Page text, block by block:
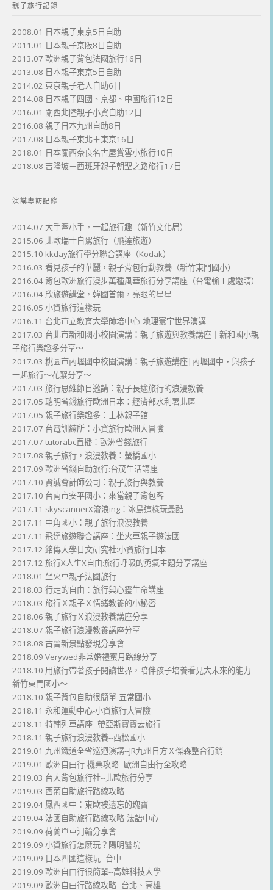
親子旅行記錄
2008.01 日本親子東京5日自助
2011.01 日本親子京阪8日自助
2013.07 歐洲親子背包法國旅行16日
2013.08 日本親子東京5日自助
2014.02 東京親子老人自助6日
2014.08 日本親子四國、京都、中國旅行12日
2016.01 關西北陸親子小資自助12日
2016.08 親子日本九州自助8日
2017.08 日本親子東北＋東京16日
2018.01 日本關西奈良名古屋賞雪小旅行10日
2018.08 吉隆坡＋西班牙親子朝聖之路旅行17日
演講專訪記錄
2014.07 大手牽小手，一起旅行趣（新竹文化局）
2015.06 北歐瑞士自駕旅行（飛達旅遊）
2015.10 kkday旅行學分聯合講座（Kodak）
2016.03 看見孩子的華麗，親子背包行動教養（新竹東門國小）
2016.04 背包歐洲旅行漫步萬種風華旅行分享講座（台電輸工處邀請）
2016.04 欣旅遊講堂，韓國首爾，亮眼的星星
2016.05 小資旅行這樣玩
2016.11 台北市立教育大學師培中心-地理寰宇世界演講
2017.03 台北市新和國小校園演講：親子旅遊與教養講座｜新和國小親
子旅行樂趣多分享～
2017.03 桃園市內壢國中校園演講：親子旅遊講座|內壢國中・與孩子
一起旅行～花絮分享～
2017.03 旅行思維節目邀請：親子長途旅行的浪漫教養
2017.05 聰明省錢旅行歐洲日本：經濟部水利署北區
2017.05 親子旅行樂趣多：士林親子館
2017.07 台電訓練所：小資旅行歐洲大冒險
2017.07 tutorabc直播：歐洲省錢旅行
2017.08 親子旅行，浪漫教養：螢橋國小
2017.09 歐洲省錢自助旅行:台茂生活講座
2017.10 資誠會計師公司：親子旅行與教養
2017.10 台南市安平國小：來當親子背包客
2017.11 skyscannerX流浪ing：冰島這樣玩最酷
2017.11 中角國小：親子旅行浪漫教養
2017.11 飛達旅遊聯合講座：坐火車親子遊法國
2017.12 銘傳大學日文研究社:小資旅行日本
2017.12 旅行X人生X自由:旅行呼吸的勇氣主題分享講座
2018.01 坐火車親子法國旅行
2018.03 行走的自由：旅行與心靈生命講座
2018.03 旅行Ｘ親子Ｘ情緒教養的小秘密
2018.06 親子旅行Ｘ浪漫教養講座分享
2018.07 親子旅行浪漫教養講座分享
2018.08 古晉新景點發現分享會
2018.09 Verywed非常婚禮蜜月路線分享
2018.10 用旅行帶著孩子閱讀世界，陪伴孩子培養看見大未來的能力-
新竹東門國小～
2018.10 親子背包自助很簡單-五常國小
2018.11 永和運動中心-小資旅行大冒險
2018.11 特輔列車講座--帶亞斯寶寶去旅行
2018.11 親子旅行浪漫教養--西松國小
2019.01 九州鐵道全省巡迴演講--JR九州日方Ｘ傑森整合行銷
2019.01 歐洲自由行-機票攻略--歐洲自由行全攻略
2019.03 台大背包旅行社--北歐旅行分享
2019.03 西葡自助旅行路線攻略
2019.04 鳳西國中：東歐被遺忘的瑰寶
2019.04 法國自助旅行路線攻略-法語中心
2019.09 荷蘭單車河輪分享會
2019.09 小資旅行怎麼玩？陽明醫院
2019.09 日本四國這樣玩--台中
2019.09 歐洲自由行很簡單--高雄科技大學
2019.09 歐洲自由行路線攻略--台北、高雄